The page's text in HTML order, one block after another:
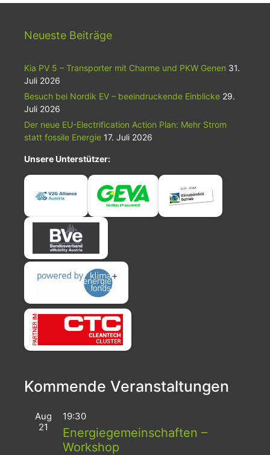
Neueste Beiträge
Kia PV 5 – Transporter mit Charme und PKW Genen 31.
Juli 2026
Besuch bei Nordik EV – beeindruckende Einblicke 29.
Juli 2026
Der neue EU-Electrification Action Plan: Mehr Strom
statt fossile Energie 17. Juli 2026
Unsere Unterstützer:
Kommende Veranstaltungen
Aug
21
19:30
Energiegemeinschaften –
Workshop